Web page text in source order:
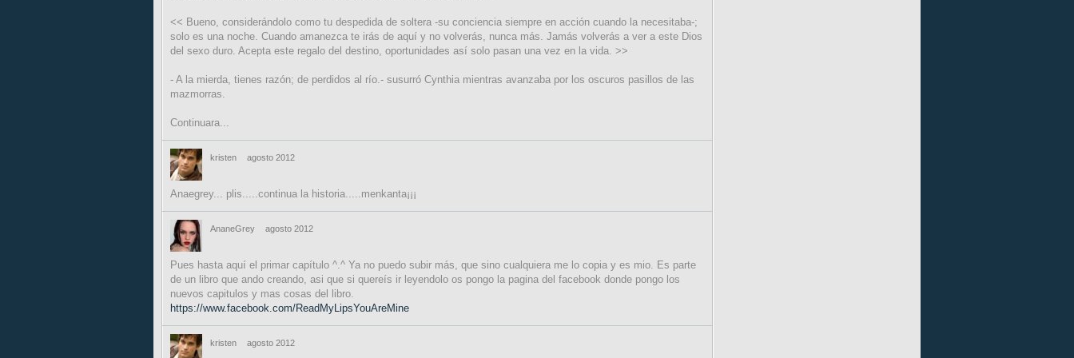
<< Bueno, considerándolo como tu despedida de soltera -su conciencia siempre en acción cuando la necesitaba-;
solo es una noche. Cuando amanezca te irás de aquí y no volverás, nunca más. Jamás volverás a ver a este Dios
del sexo duro. Acepta este regalo del destino, oportunidades así solo pasan una vez en la vida. >>
- A la mierda, tienes razón; de perdidos al río.- susurró Cynthia mientras avanzaba por los oscuros pasillos de las
mazmorras.
Continuara...
kristen agosto 2012
Anaegrey... plis.....continua la historia.....menkanta¡¡¡
AnaneGrey agosto 2012
Pues hasta aquí el primar capítulo ^.^ Ya no puedo subir más, que sino cualquiera me lo copia y es mio. Es parte
de un libro que ando creando, asi que si quereís ir leyendolo os pongo la pagina del facebook donde pongo los
nuevos capitulos y mas cosas del libro.
https://www.facebook.com/ReadMyLipsYouAreMine
kristen agosto 2012